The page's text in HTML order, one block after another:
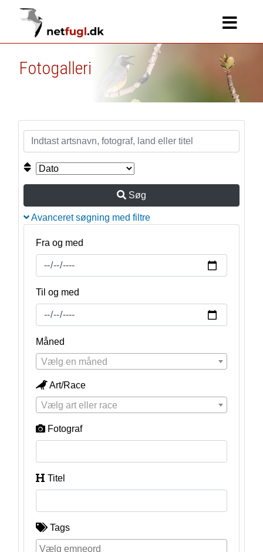
Fotogalleri
Søg
Avanceret søgning med filtre
Fra og med
Til og med
Måned
Vælg en måned
Art/Race
Vælg art eller race
Fotograf
Titel
Tags